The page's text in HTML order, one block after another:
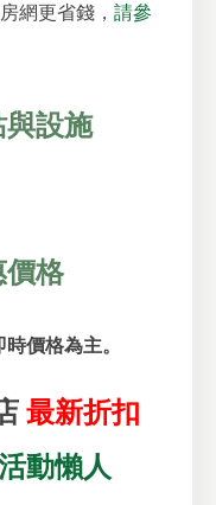
網更省錢， 請參
與設施
價格
價格為主。
最新折扣
動懶人